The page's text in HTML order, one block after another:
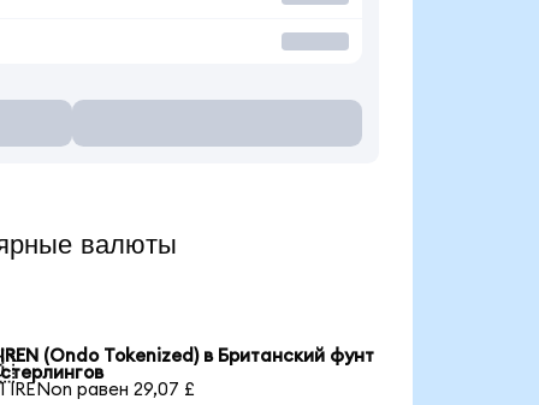
валюты
IREN (Ondo Tokenized) в Британский фунт
стерлингов
1 IRENon равен 29,07 £